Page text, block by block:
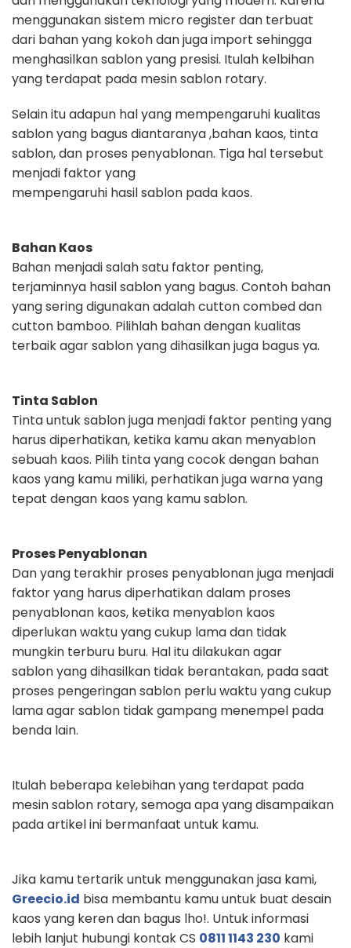
menggunakan sistem micro register dan terbuat
dari bahan yang kokohdan juga import sehingga
menghasilkan sablon yang presisi. Itulah kelbihan
yang terdapat pada mesin sablon rotary.
Selain itu adapun hal yang mempengaruhi kualitas
sablon yang bagus diantaranya ,bahan kaos, tinta
sablon, dan proses penyablonan. Tiga hal tersebut
menjadi faktor yang
mempengaruhi hasil sablon pada kaos.
Bahan Kaos
Bahan menjadi salah satu faktor penting,
terjaminnya hasil sablon yang bagus. Contoh bahan
yang sering digunakan adalah cutton combed dan
cutton bamboo. Pilihlah bahan dengan kualitas
terbaik agar sablon yang dihasilkan juga bagus ya.
Tinta Sablon
Tinta untuk sablon juga menjadi faktor penting yang
harus diperhatikan, ketika kamu akan menyablon
sebuah kaos. Pilih tinta yang cocok dengan bahan
kaos yang kamu miliki, perhatikan juga warna yang
tepat dengan kaos yang kamusablon.
Proses Penyablonan
Dan yang terakhir proses penyablonan juga menjadi
faktor yang harus diperhatikan dalam proses
penyablonan kaos, ketika menyablon kaos
diperlukanwaktu yang cukup lama dan tidak
mungkin terburu buru. Hal itu dilakukan agar
sablon yang dihasilkan tidak berantakan, pada saat
proses pengeringan sablon perlu waktu yang cukup
lama agar sablon tidak gampang menempel pada
benda lain.
Itulah beberapa kelebihan yang terdapat pada
mesin sablon rotary, semoga apayang disampaikan
pada artikel ini bermanfaat untuk kamu.
Jika kamu tertarik untuk menggunakan jasa kami,
Greecio.id bisa membantu kamu untuk buat desain
kaos yang keren dan bagus lho!. Untukinformasi
lebih lanjut hubungi kontak CS 0811 1143 230 kami